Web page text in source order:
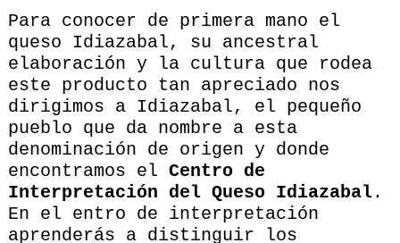
Para conocer de primera mano el
queso Idiazabal, su ancestral
elaboración y la cultura que rodea
este producto tan apreciado nos
dirigimos a Idiazabal, el pequeño
pueblo que da nombre a esta
denominación de origen y donde
encontramos el Centro de
Interpretación del Queso Idiazabal.
En el entro de interpretación
aprenderás a distinguir los